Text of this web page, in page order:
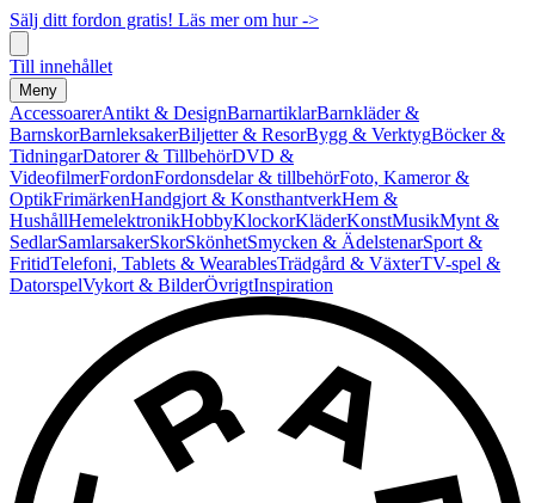
Sälj ditt fordon gratis! Läs mer om hur ->
Till innehållet
Meny
AccessoarerAntikt & DesignBarnartiklarBarnkläder &
BarnskorBarnleksakerBiljetter & ResorBygg & VerktygBöcker &
TidningarDatorer & TillbehörDVD &
VideofilmerFordonFordonsdelar & tillbehörFoto, Kameror &
OptikFrimärkenHandgjort & KonsthantverkHem &
HushållHemelektronikHobbyKlockorKläderKonstMusikMynt &
SedlarSamlarsakerSkorSkönhetSmycken & ÄdelstenarSport &
FritidTelefoni, Tablets & WearablesTrädgård & VäxterTV-spel &
DatorspelVykort & BilderÖvrigtInspiration